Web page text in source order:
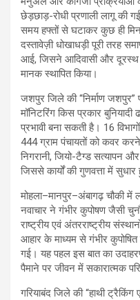
छेड़छाड़-रोधी प्रणाली लागू की
समय हफ्तों से घटाकर कुछ ही
दस्तावेज़ी धोखाधड़ी पूरी तरह
आई, जिसने आदिवासी और दूरस्थ
मानक स्थापित किया।
जशपुर जिले की “निर्माण
मॉनिटरिंग किस प्रकार
प्रभावी बना सकती है। 16
444 ग्राम पंचायतों को कवर
निगरानी, जियो-टैग्ड सत्यापन
जिससे कार्यों की गुणवत्ता में
मोहला–मानपुर–अंबागढ़ चौकी में
नवाचार ने गंभीर कुपोषण जैसी
राष्ट्रीय एवं अंतरराष्ट्रीय
आहार के माध्यम से गंभीर
गई। यह पहल इस बात का
पैमाने पर जीवन में सकारात्मक
गरियाबंद जिले की “हाथी